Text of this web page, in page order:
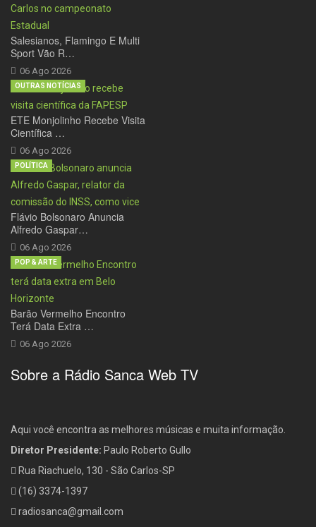
Salesianos, Flamingo E Multi
Sport Vão R…
06 Ago 2026
ETE Monjolinho Recebe Visita
Científica …
06 Ago 2026
OUTRAS NOTÍCIAS
Flávio Bolsonaro Anuncia
Alfredo Gaspar…
06 Ago 2026
POLÍTICA
Barão Vermelho Encontro
Terá Data Extra …
06 Ago 2026
POP & ARTE
Sobre a Rádio Sanca Web TV
Aqui você encontra as melhores músicas e muita informação.
Diretor Presidente: Paulo Roberto Gullo
Rua Riachuelo, 130 - São Carlos-SP
(16) 3374-1397
radiosanca@gmail.com